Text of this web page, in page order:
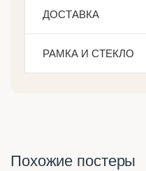
ДОСТАВКА
РАМКА И СТЕКЛО
Похожие постеры